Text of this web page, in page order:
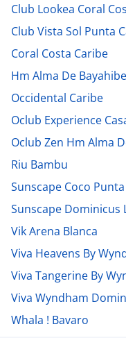
Club Lookea Coral
Club Vista Sol Punta
Coral Costa Caribe
Hm Alma De Bayahibe
Occidental Caribe
Oclub Experience
Oclub Zen Hm Alma
Riu Bambu
Sunscape Coco
Sunscape Dominicus
Vik Arena Blanca
Viva Heavens By
Viva Tangerine By
Viva Wyndham
Whala ! Bavaro